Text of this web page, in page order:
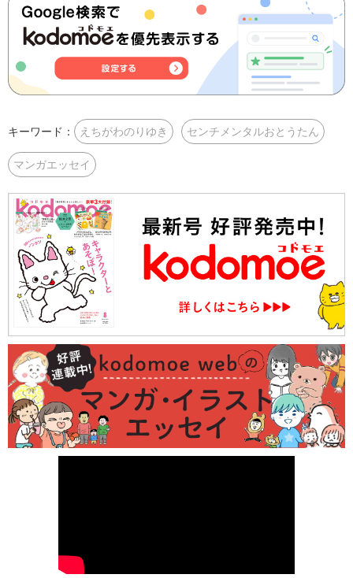
キーワード： えちがわのりゆき センチメンタルおとうたん
マンガエッセイ